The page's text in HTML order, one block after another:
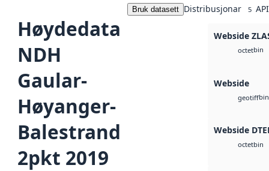
Høydedata
NDH
Gaular-
Høyanger-
Balestrand
2pkt 2019
Bruk datasett Distribusjonar 5
Webside
octetbin
Webside
geotiffbin
Webside
octetbin